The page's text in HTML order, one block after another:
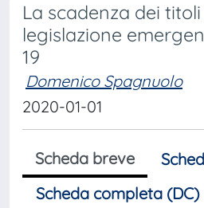
La scadenza dei
legislazione
19
Domenico Spagnuolo
2020-01-01
Scheda breve
Scheda completa (DC)